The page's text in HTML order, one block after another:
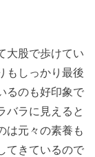
大股で歩けてい
もしっかり最後
るのも好印象で
バラに見えると
は元々の素養も
てきているので